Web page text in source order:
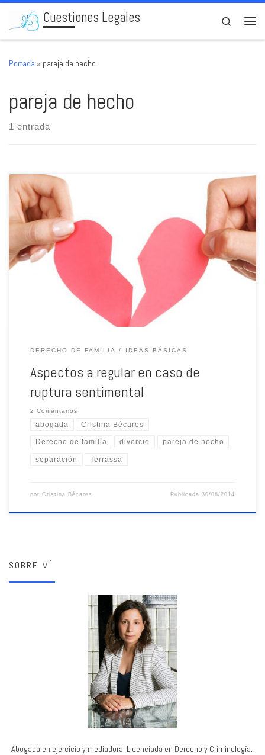
Skip to content
Cuestiones Legales
Search
Portada » pareja de hecho
pareja de hecho
1 entrada
DERECHO DE FAMILIA IDEAS BÁSICAS
Aspectos a regular en caso de
ruptura sentimental
2 Comentarios
abogada Cristina Bécares
Derecho de familia divorcio pareja de hecho
separación Terrassa
por Cristina Bécares Publicada30/06/2014
SOBRE MÍ
Abogada en ejercicio y mediadora. Licenciada en Derecho y Criminología.